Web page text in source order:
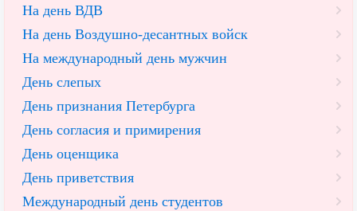
На день ВДВ
На день Воздушно-десантных войск
На международный день мужчин
День слепых
День признания Петербурга
День согласия и примирения
День оценщика
День приветствия
Международный день студентов